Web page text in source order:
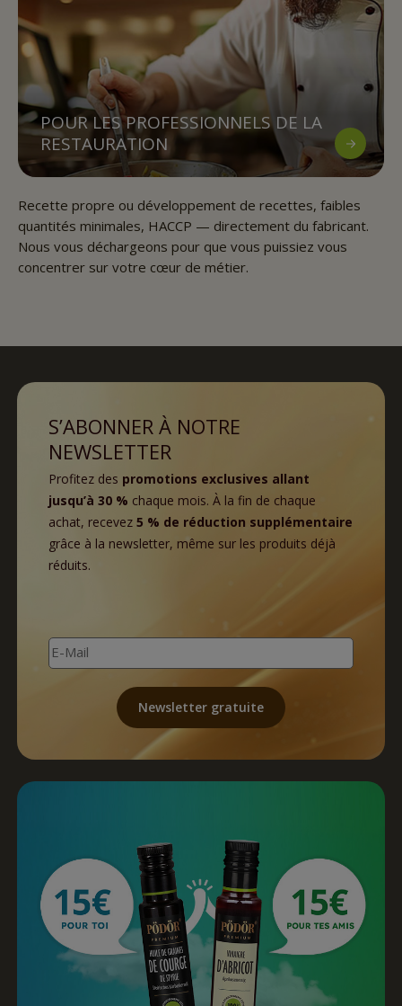
POUR LES PROFESSIONNELS DE LA
RESTAURATION
Recette propre ou développement de recettes, faibles
quantités minimales, HACCP — directement du fabricant.
Nous vous déchargeons pour que vous puissiez vous
concentrer sur votre cœur de métier.
S’ABONNER À NOTRE
NEWSLETTER
Profitez des promotions exclusives allant
jusqu’à 30 % chaque mois. À la fin de chaque
achat, recevez 5 % de réduction supplémentaire
grâce à la newsletter, même sur les produits déjà
réduits.
E-Mail
Newsletter gratuite